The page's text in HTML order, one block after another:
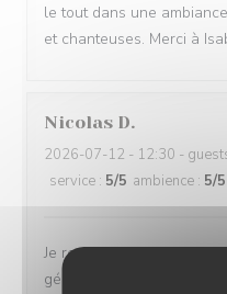
le tout dans une
et chanteuses. Merci à
Nicolas D
2026-07-12 - 12:30 -
service : 5/5 ambience : 5/5
Je recommanderai les
génial . L'accueil, la